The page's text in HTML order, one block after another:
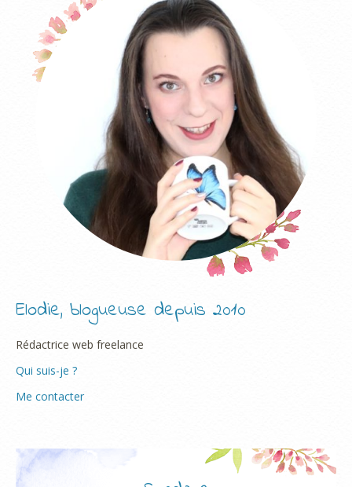
Elodie, blogueuse depuis 2010
Rédactrice web freelance
Qui suis-je ?
Me contacter